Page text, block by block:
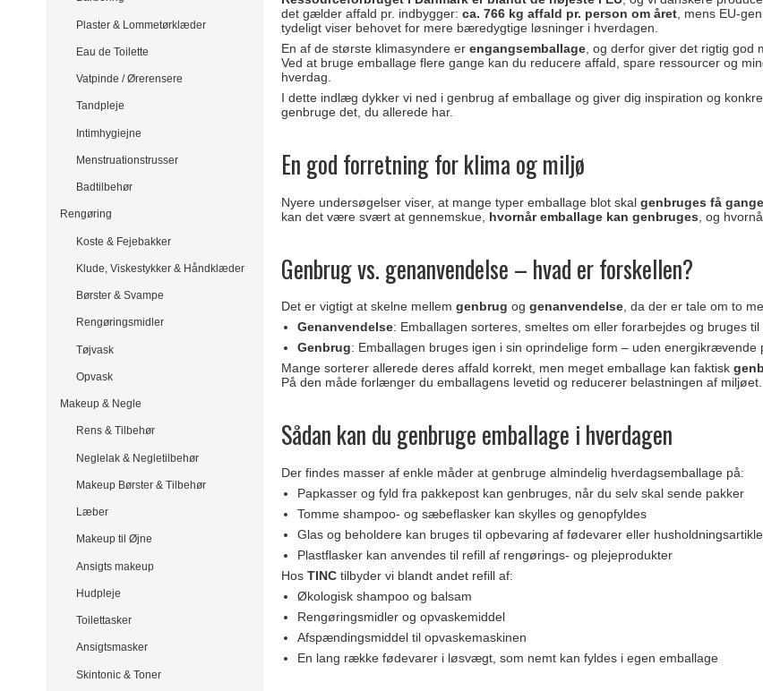
Plaster & Lommetørklæder
Eau de Toilette
Vatpinde / Ørerensere
Tandpleje
Intimhygiejne
Menstruationstrusser
Badtilbehør
Rengøring
Koste & Fejebakker
Klude, Viskestykker & Håndklæder
Børster & Svampe
Rengøringsmidler
Tøjvask
Opvask
Makeup & Negle
Rens & Tilbehør
Neglelak & Negletilbehør
Makeup Børster & Tilbehør
Læber
Makeup til Øjne
Ansigts makeup
Hudpleje
Toilettasker
Ansigtsmasker
Skintonic & Toner
det gælder affald pr. indbygger:ca. 766 kg affald pr. person om året , mens EU-
tydeligt viser behovet for mere bæredygtige løsninger i hverdagen.
En af de største klimasyndere erengangsemballage , og derfor giver det rigtig
Ved at bruge emballage flere gange kan du reducere affald, spare ressourcer og
hverdag.
I dette indlæg dykker vi ned i genbrug af emballage og giver dig inspiration og
genbruge det, du allerede har.
En god forretning for klima og miljø
Nyere undersøgelser viser, at mange typer emballage blot skalgenbruges få gange
kan det være svært at gennemskue, hvornår emballage kan genbruges , og
Genbrug vs. genanvendelse – hvad er forskellen?
Det er vigtigt at skelne mellemgenbrug oggenanvendelse , da der er tale om to
Genanvendelse: Emballagen sorteres, smeltes om eller forarbejdes og bruges til
Genbrug: Emballagen bruges igen i sin oprindelige form – uden energikrævende
Mange sorterer allerede deres affald korrekt, men meget emballage kan faktisk
På den måde forlænger du emballagens levetid og reducerer belastningen af miljøet.
Sådan kan du genbruge emballage i hverdagen
Der findes masser af enkle måder at genbruge almindelig hverdagsemballage på:
Papkasser og fyld fra pakkepost kan genbruges, når du selv skal sende pakker
Tomme shampoo- og sæbeflasker kan skylles og genopfyldes
Glas og beholdere kan bruges til opbevaring af fødevarer eller
Plastflasker kan anvendes til refill af rengørings- og plejeprodukter
HosTINC tilbyder vi blandt andet refill af:
Økologisk shampoo og balsam
Rengøringsmidler og opvaskemiddel
Afspændingsmiddel til opvaskemaskinen
En lang række fødevarer i løsvægt, som nemt kan fyldes i egen emballage